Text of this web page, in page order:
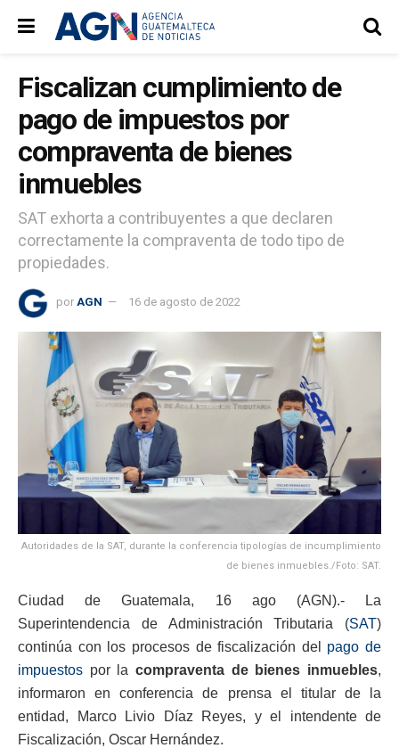
Fiscalizan cumplimiento de
pago de impuestos por
compraventa de bienes
inmuebles
SAT exhorta a contribuyentes a que declaren
correctamente la compraventa de todo tipo de
propiedades.
por AGN 16 de agosto de 2022
Autoridades de la SAT, durante la conferencia tipologías de incumplimiento
de bienes inmuebles./Foto: SAT.
Ciudad de Guatemala, 16 ago (AGN).- La
Superintendencia de Administración Tributaria (SAT)
continúa con los procesos de fiscalización del pago de
impuestos por la compraventa de bienes inmuebles,
informaron en conferencia de prensa el titular de la
entidad, Marco Livio Díaz Reyes, y el intendente de
Fiscalización, Oscar Hernández.